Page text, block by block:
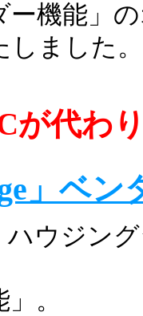
ー機能」
ました。
が代わ
」ベ
ハウジン
。